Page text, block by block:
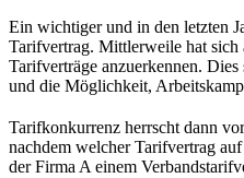
Ein wichtiger und in den letzten
Tarifvertrag. Mittlerweile hat sich
Tarifverträge anzuerkennen.
und die Möglichkeit,
Tarifkonkurrenz herrscht dann
nachdem welcher Tarifvertrag
der Firma A einem